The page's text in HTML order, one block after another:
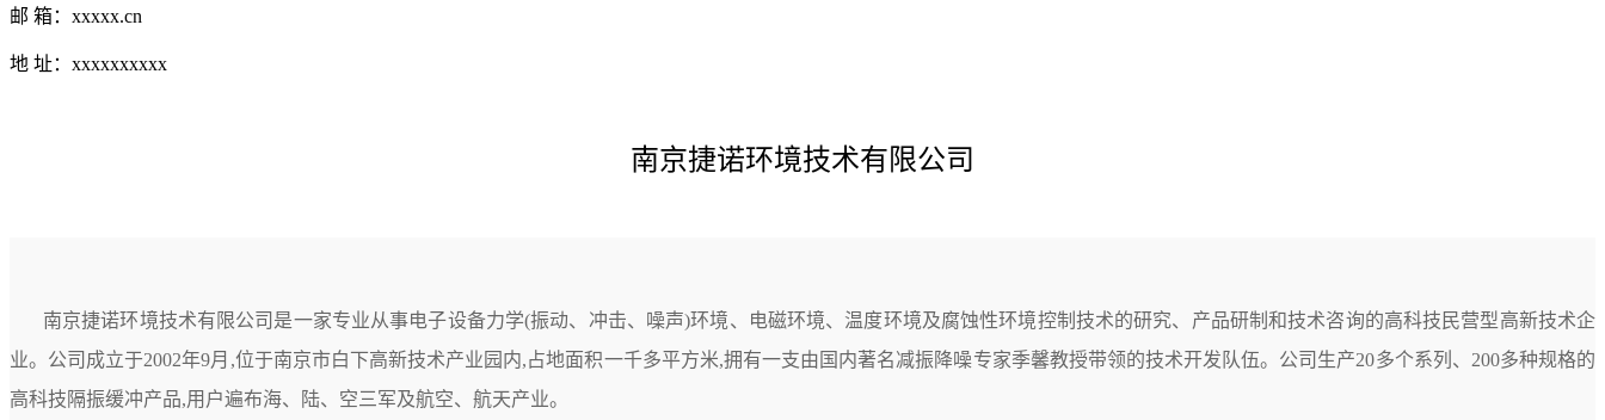
邮 箱：xxxxx.cn
地 址：xxxxxxxxxx
南京捷诺环境技术有限公司
南京捷诺环境技术有限公司是一家专业从事电子设备力学(振动、冲击、噪声)环境、电磁环境、温度环境及腐蚀性环境控制技术的研究、产品研制和技术咨询的高科技民营型高新技术企
业。公司成立于2002年9月,位于南京市白下高新技术产业园内,占地面积一千多平方米,拥有一支由国内著名减振降噪专家季馨教授带领的技术开发队伍。公司生产20多个系列、200多种规格的
高科技隔振缓冲产品,用户遍布海、陆、空三军及航空、航天产业。